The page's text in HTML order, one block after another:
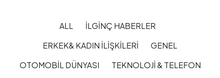
ALL
İLGINÇ HABERLER
ERKEK& KADIN İLIŞKILERI
GENEL
OTOMOBIL DÜNYASI
TEKNOLOJI & TELEFON